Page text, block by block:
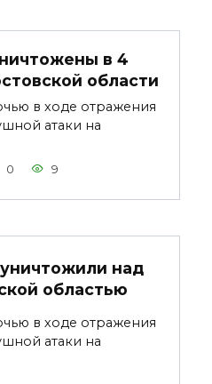
в 4
области
в ходе отражения
атаки на
0 9
над
областью
в ходе отражения
атаки на